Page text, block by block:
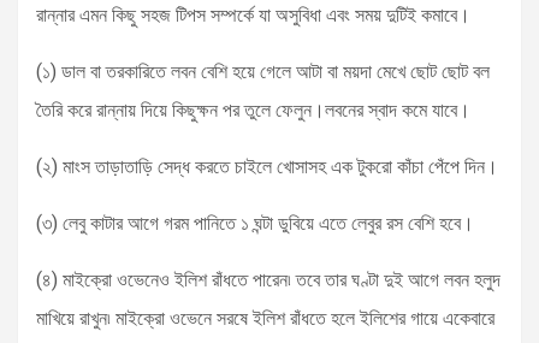
রান্নার এমন কিছু সহজ টিপস সম্পর্কে যা অসুবিধা এবং সময় দুটিই কমাবে।
(১) ডাল বা তরকারিতে লবন বেশি হয়ে গেলে আটা বা ময়দা মেখে ছোট ছোট বল
তৈরি করে রান্নায় দিয়ে কিছুক্ষন পর তুলে ফেলুন।লবনের স্বাদ কমে যাবে।
(২) মাংস তাড়াতাড়ি সেদ্ধ করতে চাইলে খোসাসহ এক টুকরো কাঁচা পেঁপে দিন।
(৩) লেবু কাটার আগে গরম পানিতে ১ ঘন্টা ডুবিয়ে এতে লেবুর রস বেশি হবে।
(৪) মাইক্রো ওভেনেও ইলিশ রাঁধতে পারেন৷ তবে তার ঘণ্টা দুই আগে লবন হলুদ
মাখিয়ে রাখুন৷ মাইক্রো ওভেনে সরষে ইলিশ রাঁধতে হলে ইলিশের গায়ে একেবারে